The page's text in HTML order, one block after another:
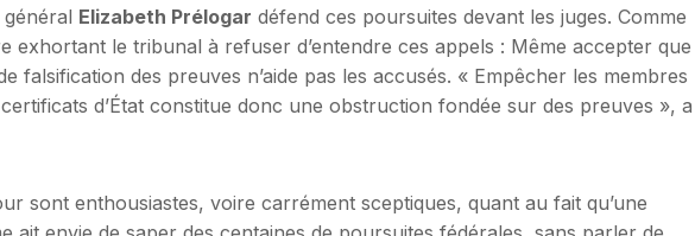
Elizabeth Prélogar défend ces poursuites devant les juges. Comme
exhortant le tribunal à refuser d’entendre ces appels : Même accepter que
falsification des preuves n’aide pas les accusés. « Empêcher les membres
d’État constitue donc une obstruction fondée sur des preuves », a
sont enthousiastes, voire carrément sceptiques, quant au fait qu’une